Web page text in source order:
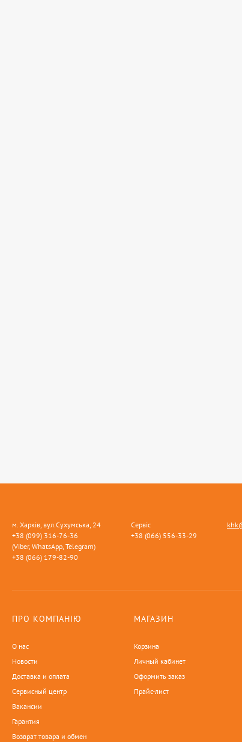
м. Харків, вул.Сухумська, 24
+38 (099) 316-76-36
(Viber, WhatsApp, Telegram)
+38 (066) 179-82-90
Сервіс
+38 (066) 556-33-29
ПРО КОМПАНІЮ
О нас
Новости
Доставка и оплата
Сервисный центр
Вакансии
Гарантия
Возврат товара и обмен
МАГАЗИН
Корзина
Личный кабинет
Оформить заказ
Прайс-лист